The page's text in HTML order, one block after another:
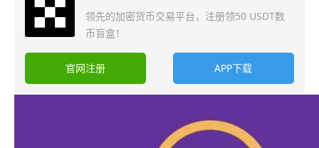
领先的加密货币交易平台，注册领50 USDT数
币盲盒！
官网注册 APP下载